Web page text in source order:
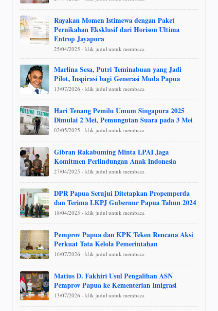
Rayakan Momen Istimewa dengan Paket
Pernikahan Eksklusif dari Horison Ultima
Entrop Jayapura
25/04/2025 - klik judul untuk membaca
Marlina Sesa, Putri Teminabuan yang Jadi
Pilot, Inspirasi bagi Generasi Muda Papua
13/07/2026 - klik judul untuk membaca
Hari Tenang Pemilu Umum Singapura 2025
Dimulai 2 Mei, Pemungutan Suara pada 3 Mei
02/05/2025 - klik judul untuk membaca
Gibran Rakabuming Minta LPAI Jaga
Komitmen Perlindungan Anak Indonesia
27/04/2025 - klik judul untuk membaca
DPR Papua Setujui Ditetapkan Propemperda
dan Terima LKPJ Gubernur Papua Tahun 2024
18/04/2025 - klik judul untuk membaca
Pemprov Papua dan KPK Teken Rencana Aksi
Perkuat Tata Kelola Pemerintahan
16/07/2026 - klik judul untuk membaca
Matius D. Fakhiri Usul Pengalihan ASN
Pemprov Papua ke Kementerian Imigrasi
13/07/2026 - klik judul untuk membaca